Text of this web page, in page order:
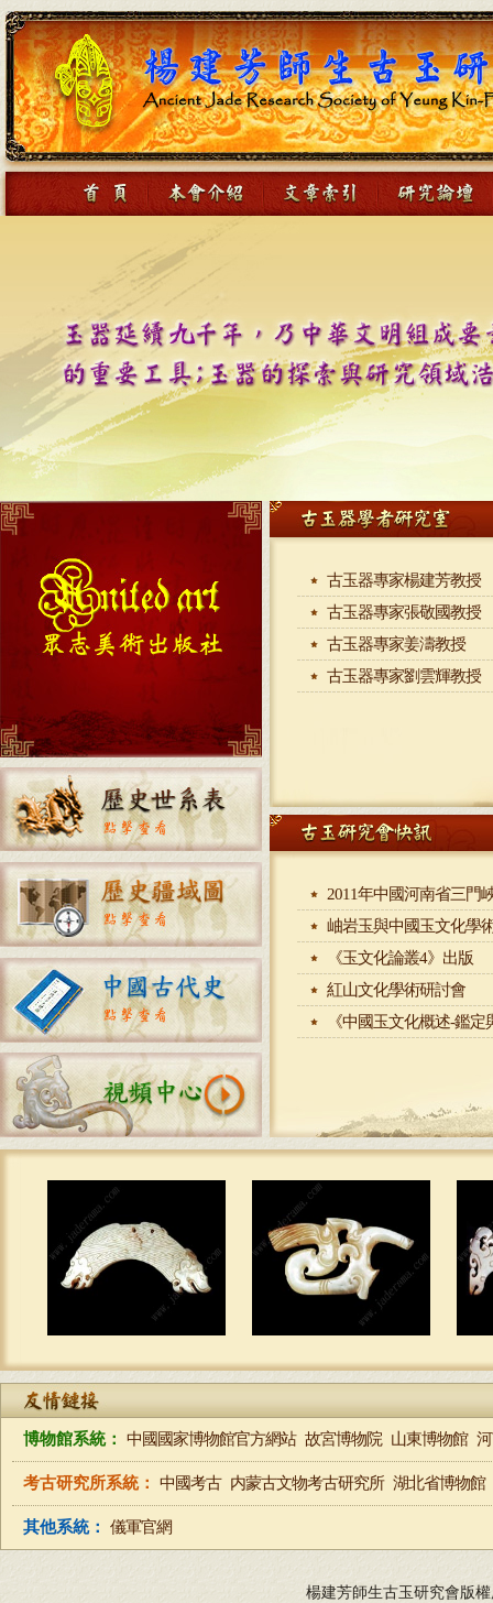
古玉器專家楊建芳教授
古玉器專家張敬國教授
古玉器專家姜濤教授
古玉器專家劉雲輝教授
2011年中國河南省三門
岫岩玉與中國玉文化學
《玉文化論叢4》出版
紅山文化學術研討會
《中國玉文化概述-鑑
博物館系統： 中國國家博物館官方網站 故宮博物院 山東博物館
考古研究所系統： 中國考古 内蒙古文物考古研究所 湖北省博物館
其他系統： 儀軍官網
楊建芳師生古玉研究會版